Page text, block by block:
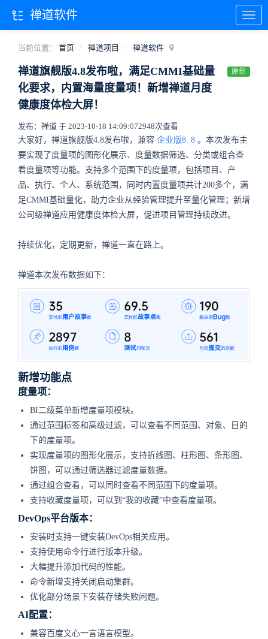
当前位置： 首页 禅道项目 禅道软件
禅道旗舰版4.8发布啦，满足CMMI基础量
化要求，内置海量度量项！新增禅道月度
健康度体检大屏！
原创
发布：禅道 于 2023-10-18 14:09:072948次查看
大家好，禅道旗舰版4.8发布啦，兼容 企业版8. 8 。 本次发布主
要实现了度量项的图形化展示、度量数据筛选、分类或组合查
看度量项等功能。支持多个范围下的度量项，包括项目、产
品、执行、个人、系统范围，同时内置度量项共计200多个，满
足CMMI基础量化，助力企业从经验管理提升至量化管理；新增
公司级禅道应用健康度体检大屏，促进项目管理持续改进。
持续优化，定期更新，禅道一直在路上。
禅道本次发布数据如下：
新增功能点
度量项：
BI二级菜单新增度量项模块。
通过范围标签和高级过滤，可以查看不同范围、对象、目的
下的度量项。
实现度量项的图形化展示，支持折线图、柱形图、条形图、
饼图，可以通过筛选器过滤度量数据。
通过组合查看，可以同时查看不同范围下的度量项。
支持收藏度量项，可以到“我的收藏”中查看度量项。
DevOps平台版本：
安装时支持一键安装DevOps相关应用。
支持使用命令行进行版本升级。
大幅提升添加代码的性能。
命令新增支持关闭启动集群。
优化部分场景下安装存储失败问题。
AI配置：
兼容百度文心一言语言模型。
禅道软件